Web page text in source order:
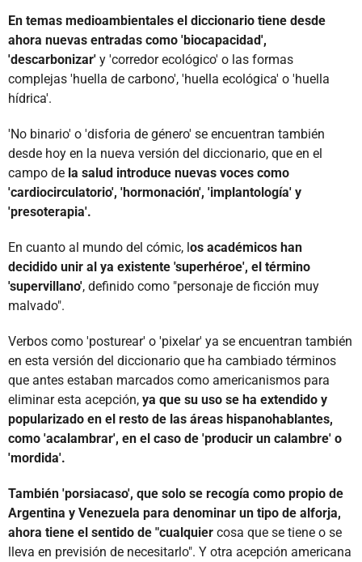
En temas medioambientales el diccionario tiene desde
ahora nuevas entradas como 'biocapacidad',
'descarbonizar' y 'corredor ecológico' o las formas
complejas 'huella de carbono', 'huella ecológica' o 'huella
hídrica'.
'No binario' o 'disforia de género' se encuentran también
desde hoy en la nueva versión del diccionario, que en el
campo de la salud introduce nuevas voces como
'cardiocirculatorio', 'hormonación', 'implantología' y
'presoterapia'.
En cuanto al mundo del cómic, los académicos han
decidido unir al ya existente 'superhéroe', el término
'supervillano', definido como "personaje de ficción muy
malvado".
Verbos como 'posturear' o 'pixelar' ya se encuentran también
en esta versión del diccionario que ha cambiado términos
que antes estaban marcados como americanismos para
eliminar esta acepción, ya que su uso se ha extendido y
popularizado en el resto de las áreas hispanohablantes,
como 'acalambrar', en el caso de 'producir un calambre' o
'mordida'.
También 'porsiacaso', que solo se recogía como propio de
Argentina y Venezuela para denominar un tipo de alforja,
ahora tiene el sentido de "cualquier cosa que se tiene o se
lleva en previsión de necesitarlo". Y otra acepción americana